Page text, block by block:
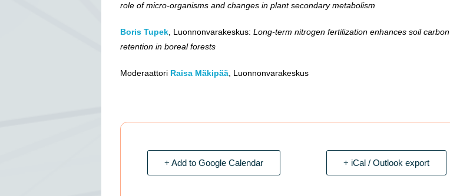
role of micro-organisms and changes in plant secondary metabolism
Boris Tupek , Luonnonvarakeskus: Long-term nitrogen fertilization enhances soil carbon
retention in boreal forests
Moderaattori Raisa Mäkipää , Luonnonvarakeskus
+ Add to Google Calendar + iCal / Outlook export